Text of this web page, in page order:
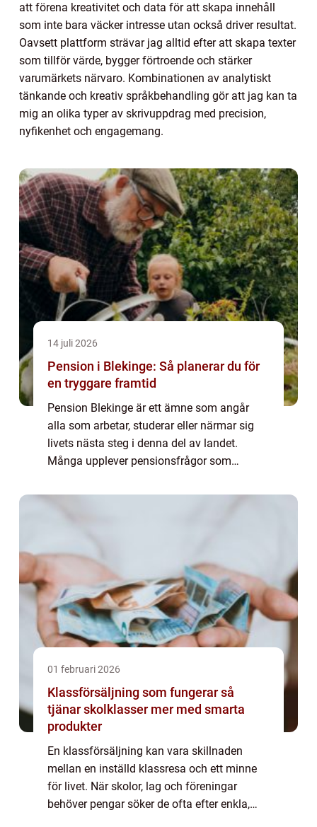
att förena kreativitet och data för att skapa innehåll
som inte bara väcker intresse utan också driver resultat.
Oavsett plattform strävar jag alltid efter att skapa texter
som tillför värde, bygger förtroende och stärker
varumärkets närvaro. Kombinationen av analytiskt
tänkande och kreativ språkbehandling gör att jag kan ta
mig an olika typer av skrivuppdrag med precision,
nyfikenhet och engagemang.
14 juli 2026
Pension i Blekinge: Så planerar du för
en tryggare framtid
Pension Blekinge är ett ämne som angår
alla som arbetar, studerar eller närmar sig
livets nästa steg i denna del av landet.
Många upplever pensionsfrågor som
...
01 februari 2026
Klassförsäljning som fungerar så
tjänar skolklasser mer med smarta
produkter
En klassförsäljning kan vara skillnaden
mellan en inställd klassresa och ett minne
för livet. När skolor, lag och föreningar
behöver pengar söker de ofta efter enkla,